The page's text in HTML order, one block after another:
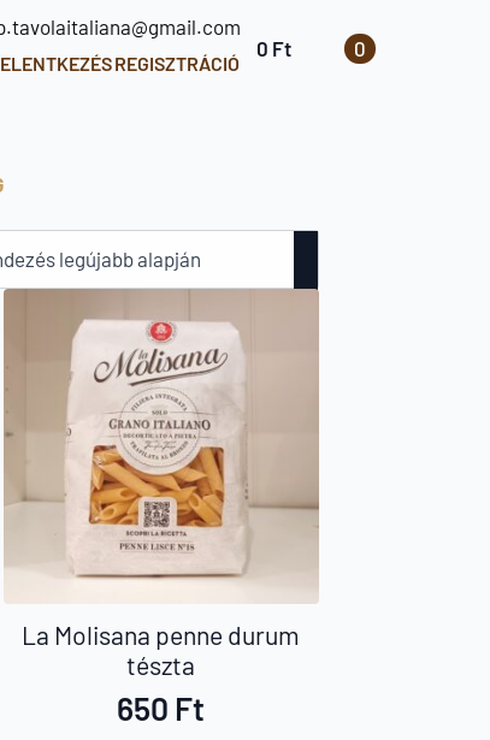
REGISZTRÁCIÓ
0 Ft 0
La Molisana penne durum
tészta
650 Ft